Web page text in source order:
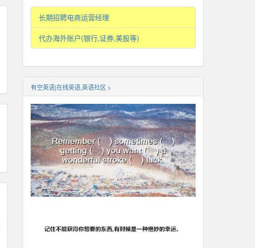
长期招聘电商运营经理
代办海外账户(银行,证券,美股等)
有空英语|在线英语,英语社区 >